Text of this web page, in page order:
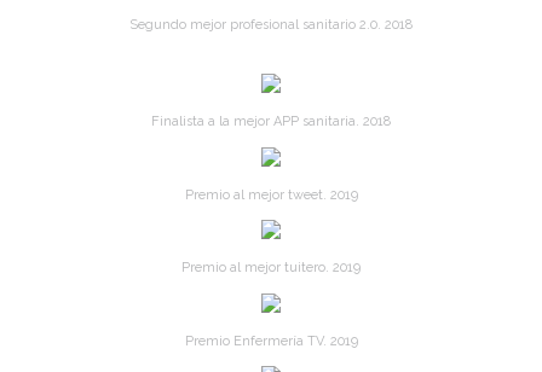
Segundo mejor profesional sanitario 2.0. 2018
Finalista a la mejor APP sanitaria. 2018
Premio al mejor tweet. 2019
Premio al mejor tuitero. 2019
Premio Enfermería TV. 2019